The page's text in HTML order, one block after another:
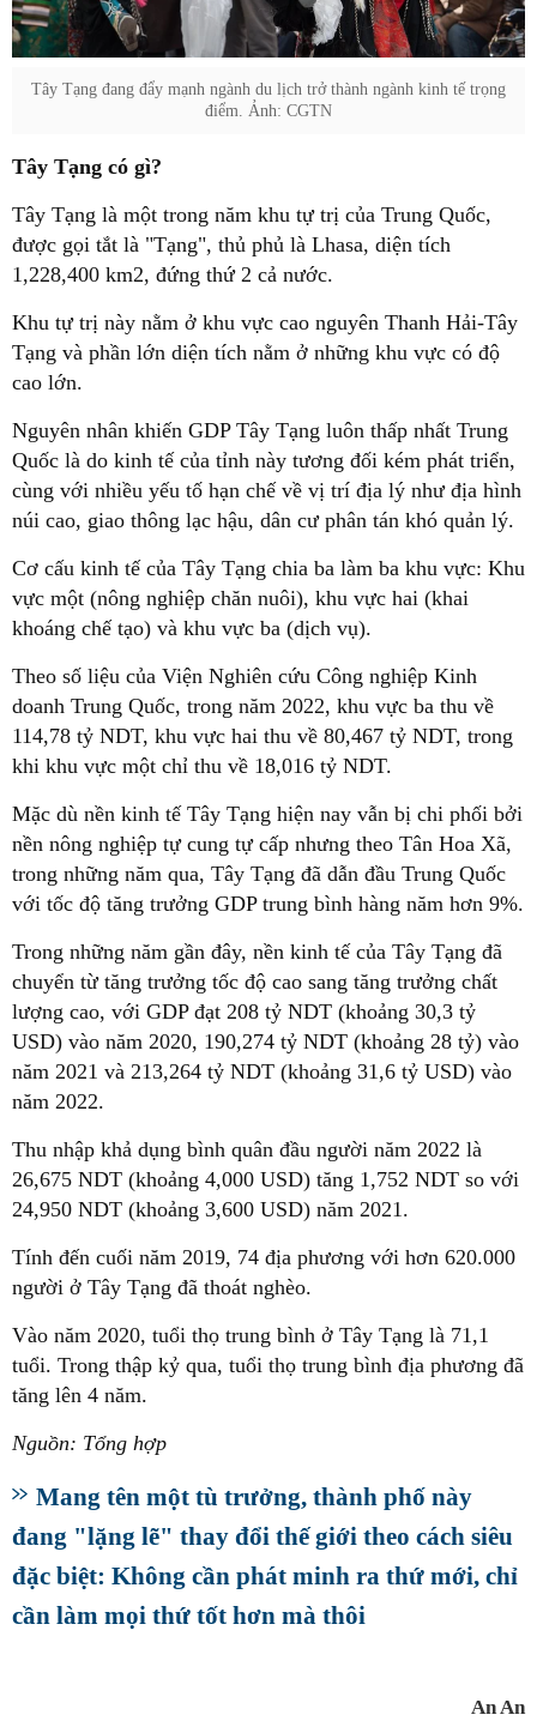
Tây Tạng đang đẩy mạnh ngành du lịch trở thành ngành kinh tế trọng
điểm. Ảnh: CGTN
Tây Tạng có gì?
Tây Tạng là một trong năm khu tự trị của Trung Quốc,
được gọi tắt là "Tạng", thủ phủ là Lhasa, diện tích
1,228,400 km2, đứng thứ 2 cả nước.
Khu tự trị này nằm ở khu vực cao nguyên Thanh Hải-Tây
Tạng và phần lớn diện tích nằm ở những khu vực có độ
cao lớn.
Nguyên nhân khiến GDP Tây Tạng luôn thấp nhất Trung
Quốc là do kinh tế của tỉnh này tương đối kém phát triển,
cùng với nhiều yếu tố hạn chế về vị trí địa lý như địa hình
núi cao, giao thông lạc hậu, dân cư phân tán khó quản lý.
Cơ cấu kinh tế của Tây Tạng chia ba làm ba khu vực: Khu
vực một (nông nghiệp chăn nuôi), khu vực hai (khai
khoáng chế tạo) và khu vực ba (dịch vụ).
Theo số liệu của Viện Nghiên cứu Công nghiệp Kinh
doanh Trung Quốc, trong năm 2022, khu vực ba thu về
114,78 tỷ NDT, khu vực hai thu về 80,467 tỷ NDT, trong
khi khu vực một chỉ thu về 18,016 tỷ NDT.
Mặc dù nền kinh tế Tây Tạng hiện nay vẫn bị chi phối bởi
nền nông nghiệp tự cung tự cấp nhưng theo Tân Hoa Xã,
trong những năm qua, Tây Tạng đã dẫn đầu Trung Quốc
với tốc độ tăng trưởng GDP trung bình hàng năm hơn 9%.
Trong những năm gần đây, nền kinh tế của Tây Tạng đã
chuyển từ tăng trưởng tốc độ cao sang tăng trưởng chất
lượng cao, với GDP đạt 208 tỷ NDT (khoảng 30,3 tỷ
USD) vào năm 2020, 190,274 tỷ NDT (khoảng 28 tỷ) vào
năm 2021 và 213,264 tỷ NDT (khoảng 31,6 tỷ USD) vào
năm 2022.
Thu nhập khả dụng bình quân đầu người năm 2022 là
26,675 NDT (khoảng 4,000 USD) tăng 1,752 NDT so với
24,950 NDT (khoảng 3,600 USD) năm 2021.
Tính đến cuối năm 2019, 74 địa phương với hơn 620.000
người ở Tây Tạng đã thoát nghèo.
Vào năm 2020, tuổi thọ trung bình ở Tây Tạng là 71,1
tuổi. Trong thập kỷ qua, tuổi thọ trung bình địa phương đã
tăng lên 4 năm.
Nguồn: Tổng hợp
Mang tên một tù trưởng, thành phố này
đang "lặng lẽ" thay đổi thế giới theo cách siêu
đặc biệt: Không cần phát minh ra thứ mới, chỉ
cần làm mọi thứ tốt hơn mà thôi
An An